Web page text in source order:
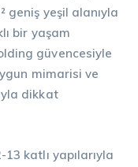
geniş yeşil alanıyla
bir yaşam
güvencesiyle
mimarisi ve
dikkat
katlı yapılarıyla